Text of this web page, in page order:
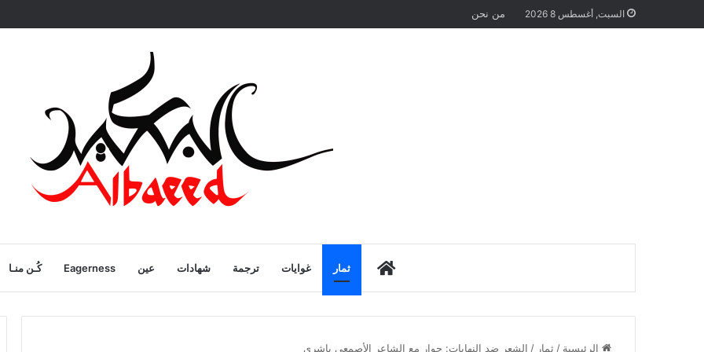
السبت, أغسطس 8 2026 من نحن
الرئيسية
ثمار غوايات ترجمة شهادات عين Eagerness كُـن منـا
الرئيسية / ثمار / الشعر ضد النهايات: حوار مع الشاعر الأصمعي باشري